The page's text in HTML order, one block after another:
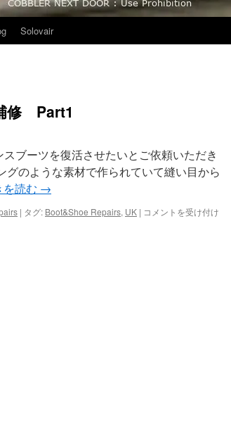
Solovair
修 Part1
ブーツを復活させたいとご依頼いただき
のような素材で作られていて縫い目から
を読む →
| タグ: Boot&Shoe Repairs, UK | HAWKINS
コメントを受け付け